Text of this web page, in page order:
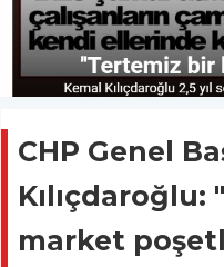
CHP Genel
Kılıçdaroğlu:
market